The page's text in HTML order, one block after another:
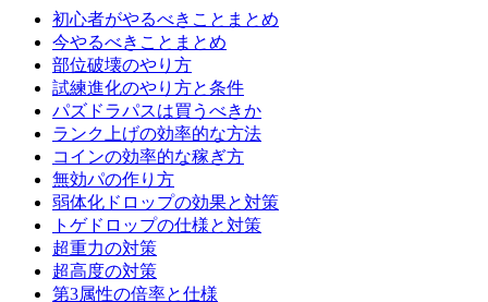
初心者がやるべきことまとめ
今やるべきことまとめ
部位破壊のやり方
試練進化のやり方と条件
パズドラパスは買うべきか
ランク上げの効率的な方法
コインの効率的な稼ぎ方
無効パの作り方
弱体化ドロップの効果と対策
トゲドロップの仕様と対策
超重力の対策
超高度の対策
第3属性の倍率と仕様